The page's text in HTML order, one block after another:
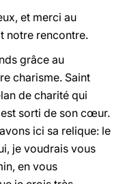
et merci au
notre rencontre.
grâce au
charisme. Saint
de charité qui
sorti de son cœur.
ici sa relique: le
je voudrais vous
en vous